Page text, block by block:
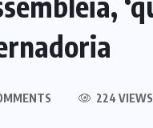
224 VIEWS